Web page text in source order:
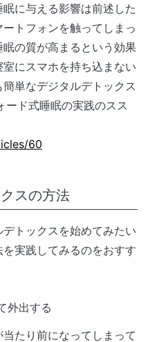
に与える影響は前述した
トフォンを触ってしまっ
の質が高まるという効果
にスマホを持ち込まない
単なデジタルデトックス
ード式睡眠の実践のスス
60
スの方法
トックスを始めてみたい
実践してみるのをおすす
外出する
たり前になってしまって